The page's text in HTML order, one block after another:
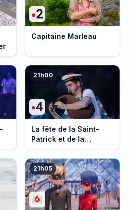
Capitaine Marleau
21h00
La fête de la Saint-
Patrick et de la
Bretagne
21h05